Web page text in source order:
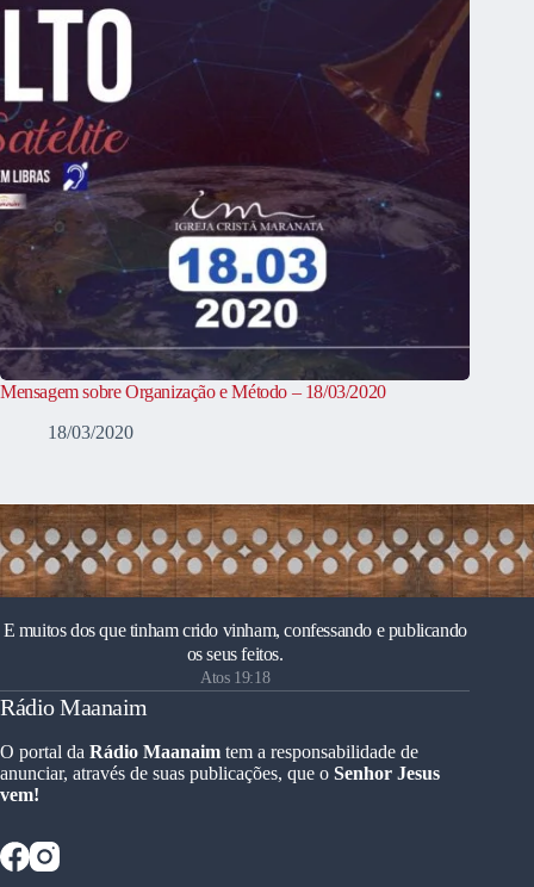
Mensagem sobre Organização e Método – 18/03/2020
18/03/2020
E muitos dos que tinham crido vinham, confessando e publicando
os seus feitos.
Atos 19:18
Rádio Maanaim
O portal da Rádio Maanaim tem a responsabilidade de
anunciar, através de suas publicações, que o Senhor Jesus
vem!